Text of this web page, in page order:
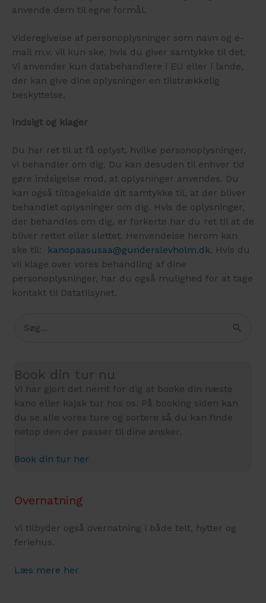
anvende dem til egne formål.
Videregivelse af personoplysninger som navn og e-
mail m.v. vil kun ske, hvis du giver samtykke til det.
Vi anvender kun databehandlere i EU eller i lande,
der kan give dine oplysninger en tilstrækkelig
beskyttelse.
Indsigt og klager
Du har ret til at få oplyst, hvilke personoplysninger,
vi behandler om dig. Du kan desuden til enhver tid
gøre indsigelse mod, at oplysninger anvendes. Du
kan også tilbagekalde dit samtykke til, at der bliver
behandlet oplysninger om dig. Hvis de oplysninger,
der behandles om dig, er forkerte har du ret til at de
bliver rettet eller slettet. Henvendelse herom kan
ske til:
kanopaasusaa@gunderslevholm.dk. Hvis du
vil klage over vores behandling af dine
personoplysninger, har du også mulighed for at tage
kontakt til Datatilsynet.
efter:
Book din tur nu
Vi har gjort det nemt for dig at booke din næste
kano eller kajak tur hos os. På booking siden kan
du se alle vores ture og sortere så du kan finde
netop den der passer til dine ønsker.
Book din tur her
Overnatning
Vi tilbyder også overnatning i både telt, hytter og
feriehus.
Læs mere her